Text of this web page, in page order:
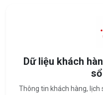
Dữ liệu khách
Thông tin khách hàng,